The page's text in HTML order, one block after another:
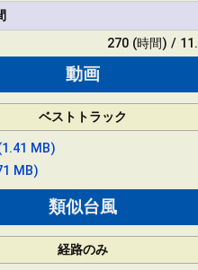
270 (時間) /
動画
ベストトラック
MB)
MB)
類似台風
経路のみ